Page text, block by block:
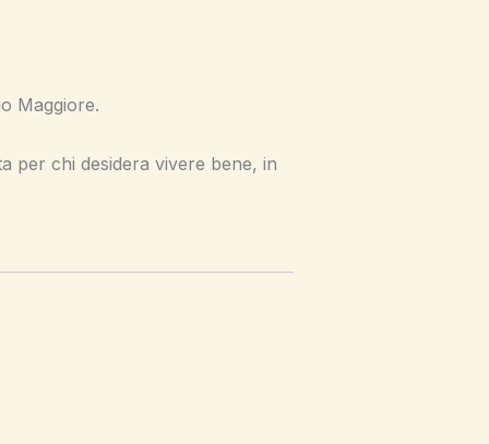
Maggiore.
per chi desidera vivere bene, in